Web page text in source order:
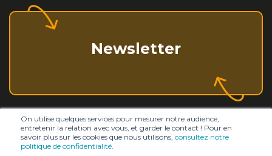
On utilise quelques services pour mesurer notre audience,
entretenir la relation avec vous, et garder le contact ! Pour en
savoir plus sur les cookies que nous utilisons, consultez notre
politique de confidentialité.
Newsletter